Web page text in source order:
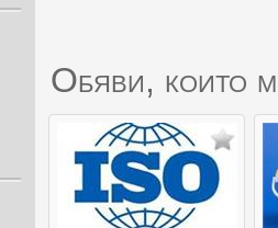
Обяви, които